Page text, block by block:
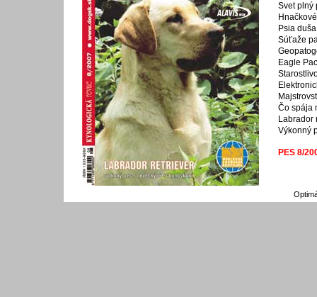
Svet plný
Psia duša
Súťaže
Eagle
Čo spája
Labrador
Výkonný
PES 8/